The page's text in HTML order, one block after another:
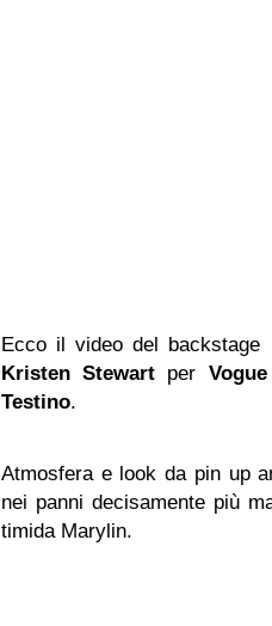
Ecco il video del
Kristen Stewart per Vogue
Testino.
Atmosfera e look da pin up
nei panni decisamente più
timida Marylin.